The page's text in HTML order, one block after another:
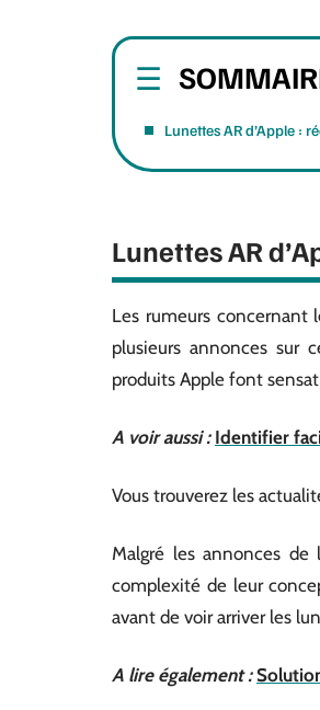
Lunettes AR d’Apple :
Lunettes AR
Les rumeurs concernant
plusieurs annonces sur
produits Apple font
A voir aussi : Identifier
Vous trouverez les
Malgré les annonces
complexité de leur
avant de voir arriver les
A lire également :